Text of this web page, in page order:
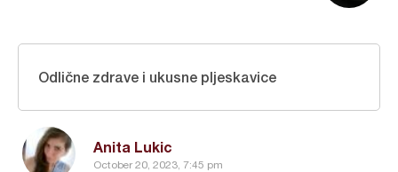
Anita Lukic
October 20, 2023, 7:45 pm
Odlične zdrave i ukusne pljeskavice